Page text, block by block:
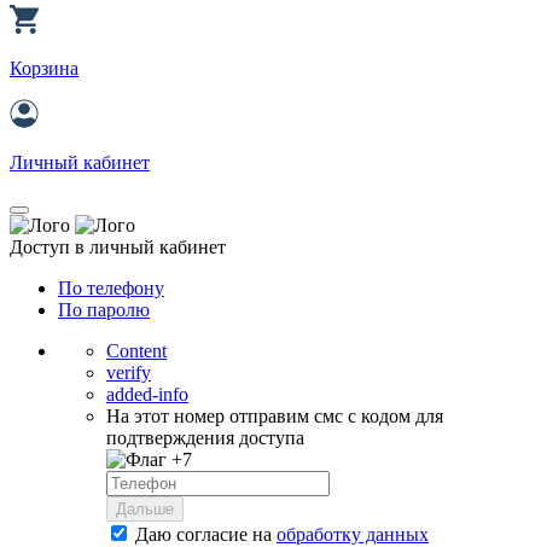
Корзина
Личный кабинет
Доступ в личный кабинет
По телефону
По паролю
Content
verify
added-info
На этот номер отправим смс с кодом для
подтверждения доступа
+7
Дальше
Даю согласие на обработку данных